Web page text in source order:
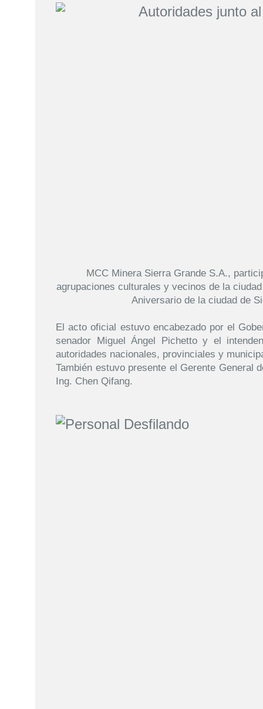
MCC Minera Sierra Grande S.A.,
agrupaciones culturales y vecinos de la
Aniversario de la ciudad de
El acto oficial estuvo encabezado por el
senador Miguel Ángel Pichetto y el
autoridades nacionales, provinciales y
También estuvo presente el Gerente General
Ing. Chen Qifang.